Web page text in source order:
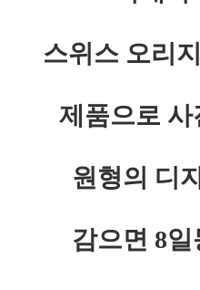
스위스 오리
제품으로
원형의 디
감으면 8